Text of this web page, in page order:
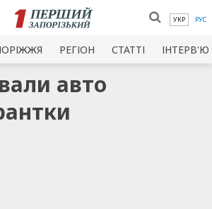
УКР РУС
РЕГІОН СТАТТІ ІНТЕРВ'Ю
авто